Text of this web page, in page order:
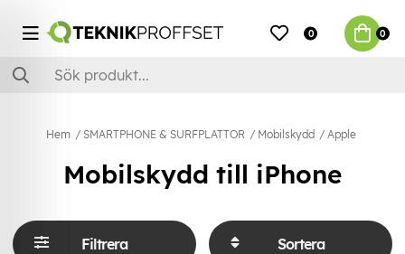
0 0
Hem SMARTPHONE & SURFPLATTOR Mobilskydd Apple
Mobilskydd till iPhone
Filtrera Sortera